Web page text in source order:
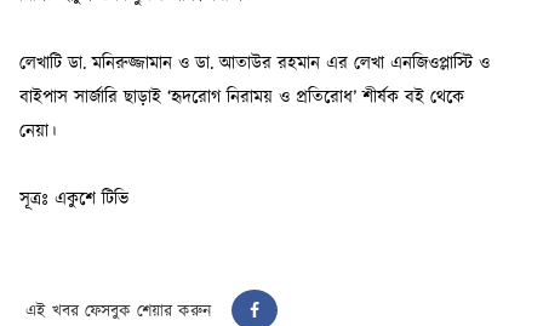
এই খবর ফেসবুক শেয়ার করুন